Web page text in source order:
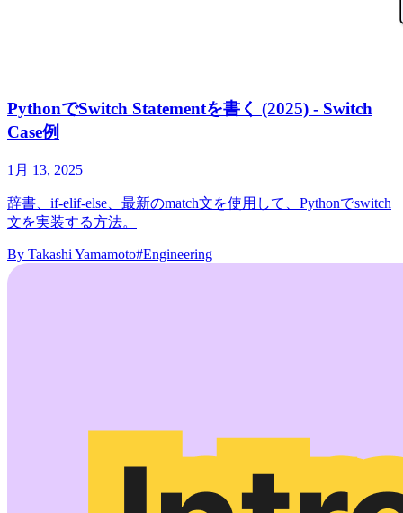
PythonでSwitch Statementを書く (2025) - Switch
Case例
1月 13, 2025
辞書、if-elif-else、最新のmatch文を使用して、Pythonでswitch
文を実装する方法。
By Takashi Yamamoto#Engineering